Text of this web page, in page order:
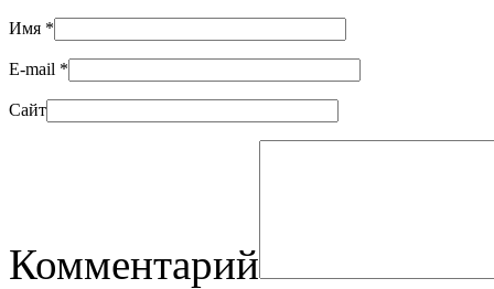
Имя *
E-mail *
Сайт
Комментарий